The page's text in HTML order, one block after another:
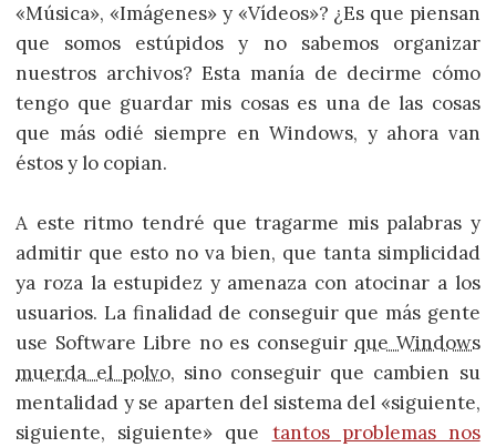
«Música», «Imágenes» y «Vídeos»? ¿Es que piensan
que somos estúpidos y no sabemos organizar
nuestros archivos? Esta manía de decirme cómo
tengo que guardar mis cosas es una de las cosas
que más odié siempre en Windows, y ahora van
éstos y lo copian.
A este ritmo tendré que tragarme mis palabras y
admitir que esto no va bien, que tanta simplicidad
ya roza la estupidez y amenaza con atocinar a los
usuarios. La finalidad de conseguir que más gente
use Software Libre no es conseguir que Windows
muerda el polvo, sino conseguir que cambien su
mentalidad y se aparten del sistema del «siguiente,
siguiente, siguiente» que tantos problemas nos